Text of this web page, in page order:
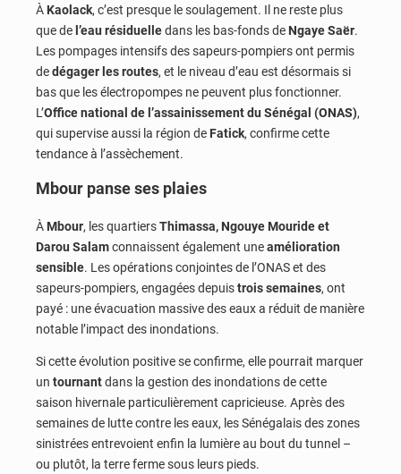
À Kaolack, c’est presque le soulagement. Il ne reste plus
que de l’eau résiduelledans les bas-fonds de Ngaye Saër.
Les pompages intensifs des sapeurs-pompiers ont permis
dedégager les routes, et le niveau d’eau est désormais si
bas que les électropompes ne peuvent plus fonctionner.
L’Office national de l’assainissement du Sénégal (ONAS),
qui supervise aussi la région de Fatick, confirme cette
tendance à l’assèchement.
Mbour panse ses plaies
À Mbour, les quartiersThimassa, Ngouye Mouride et
Darou Salamconnaissent également uneamélioration
sensible. Les opérations conjointes de l’ONAS et des
sapeurs-pompiers, engagées depuistrois semaines, ont
payé : une évacuation massive des eaux a réduit de manière
notable l’impact des inondations.
Si cette évolution positive se confirme, elle pourrait marquer
un tournantdans la gestion des inondations de cette
saison hivernale particulièrement capricieuse. Après des
semaines de lutte contre les eaux, les Sénégalais des zones
sinistrées entrevoient enfin la lumière au bout du tunnel –
ou plutôt, la terre ferme sous leurs pieds.